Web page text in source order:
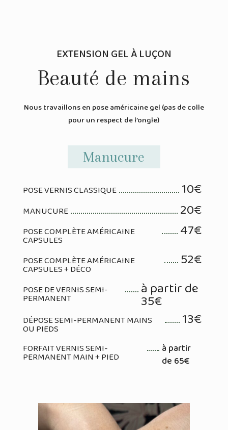
EXTENSION GEL À LUÇON
Beauté de mains
Nous travaillons en pose américaine gel (pas de colle
pour un respect de l’ongle)
Manucure
POSE VERNIS CLASSIQUE 10€
MANUCURE 20€
POSE COMPLÈTE AMÉRICAINE
CAPSULES 47€
POSE COMPLÈTE AMÉRICAINE
CAPSULES + DÉCO 52€
POSE DE VERNIS SEMI-
PERMANENT à partir de
35€
DÉPOSE SEMI-PERMANENT MAINS
OU PIEDS 13€
FORFAIT VERNIS SEMI-
PERMANENT MAIN + PIED
à partir
de 65€